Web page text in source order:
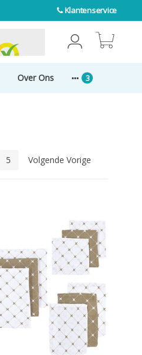
Klantenservice
Over Ons
5 Volgende Vorige